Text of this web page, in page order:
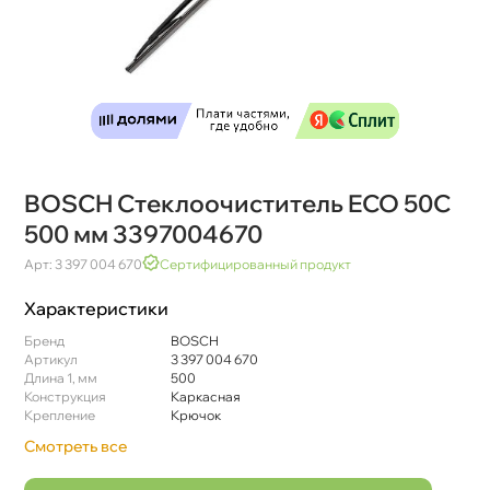
BOSCH Стеклоочиститель ECO 50C
500 мм 3397004670
Арт: 3 397 004 670 Сертифицированный продукт
Характеристики
Бренд
BOSCH
Артикул
3 397 004 670
Длина 1, мм
500
Конструкция
Каркасная
Крепление
Крючок
Смотреть все